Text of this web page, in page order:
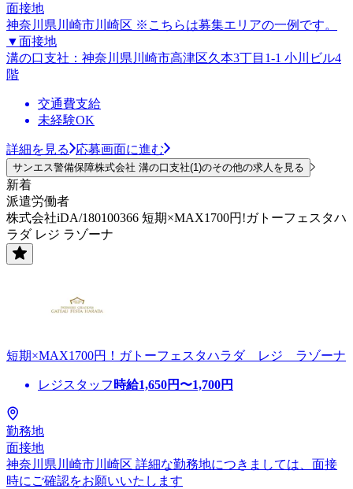
面接地
神奈川県川崎市川崎区 ※こちらは募集エリアの一例です。
▼面接地
溝の口支社：神奈川県川崎市高津区久本3丁目1-1 小川ビル4
階
交通費支給
未経験OK
詳細を見る 応募画面に進む
サンエス警備保障株式会社 溝の口支社(1)のその他の求人を見る
新着
派遣労働者
株式会社iDA/180100366 短期×MAX1700円!ガトーフェスタハ
ラダ レジ ラゾーナ
短期×MAX1700円！ガトーフェスタハラダ レジ ラゾーナ
レジスタッフ 時給1,650円〜1,700円
勤務地
面接地
神奈川県川崎市川崎区 詳細な勤務地につきましては、面接
時にご確認をお願いいたします